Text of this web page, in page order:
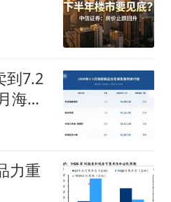
到7.2
海南
力重